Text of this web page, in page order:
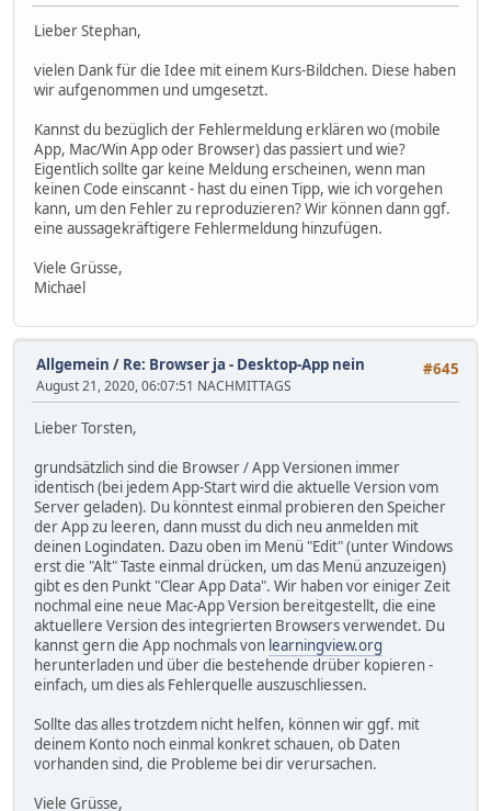
Lieber Stephan,
vielen Dank für die Idee mit einem Kurs-Bildchen. Diese haben
wir aufgenommen und umgesetzt.
Kannst du bezüglich der Fehlermeldung erklären wo (mobile
App, Mac/Win App oder Browser) das passiert und wie?
Eigentlich sollte gar keine Meldung erscheinen, wenn man
keinen Code einscannt - hast du einen Tipp, wie ich vorgehen
kann, um den Fehler zu reproduzieren? Wir können dann ggf.
eine aussagekräftigere Fehlermeldung hinzufügen.
Viele Grüsse,
Michael
#645
Allgemein / Re: Browser ja - Desktop-App nein
August 21, 2020, 06:07:51 NACHMITTAGS
Lieber Torsten,
grundsätzlich sind die Browser / App Versionen immer
identisch (bei jedem App-Start wird die aktuelle Version vom
Server geladen). Du könntest einmal probieren den Speicher
der App zu leeren, dann musst du dich neu anmelden mit
deinen Logindaten. Dazu oben im Menü "Edit" (unter Windows
erst die "Alt" Taste einmal drücken, um das Menü anzuzeigen)
gibt es den Punkt "Clear App Data". Wir haben vor einiger Zeit
nochmal eine neue Mac-App Version bereitgestellt, die eine
aktuellere Version des integrierten Browsers verwendet. Du
kannst gern die App nochmals von learningview.org
herunterladen und über die bestehende drüber kopieren -
einfach, um dies als Fehlerquelle auszuschliessen.
Sollte das alles trotzdem nicht helfen, können wir ggf. mit
deinem Konto noch einmal konkret schauen, ob Daten
vorhanden sind, die Probleme bei dir verursachen.
Viele Grüsse,